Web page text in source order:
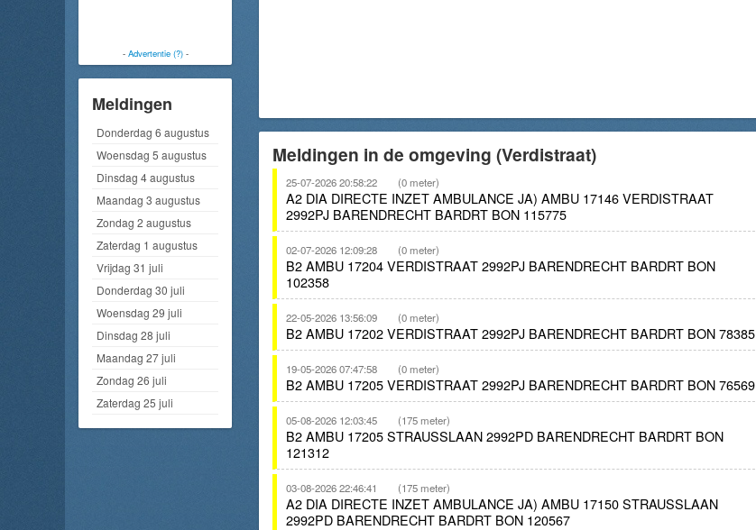
- Advertentie (?)-
Meldingen
Donderdag 6 augustus
Woensdag 5 augustus
Dinsdag 4 augustus
Maandag 3 augustus
Zondag 2 augustus
Zaterdag 1 augustus
Vrijdag 31 juli
Donderdag 30 juli
Woensdag 29 juli
Dinsdag 28 juli
Maandag 27 juli
Zondag 26 juli
Zaterdag 25 juli
Meldingen in de omgeving (Verdistraat)
25-07-2026 20:58:22 (0 meter)
A2 DIA DIRECTE INZET AMBULANCE JA) AMBU 17146 VERDISTRAAT
2992PJ BARENDRECHT BARDRT BON 115775
02-07-2026 12:09:28 (0 meter)
B2 AMBU 17204 VERDISTRAAT 2992PJ BARENDRECHT BARDRT BON
102358
22-05-2026 13:56:09 (0 meter)
B2 AMBU 17202 VERDISTRAAT 2992PJ BARENDRECHT BARDRT BON 78385
19-05-2026 07:47:58 (0 meter)
B2 AMBU 17205 VERDISTRAAT 2992PJ BARENDRECHT BARDRT BON 76569
05-08-2026 12:03:45 (175 meter)
B2 AMBU 17205 STRAUSSLAAN 2992PD BARENDRECHT BARDRT BON
121312
03-08-2026 22:46:41 (175 meter)
A2 DIA DIRECTE INZET AMBULANCE JA) AMBU 17150 STRAUSSLAAN
2992PD BARENDRECHT BARDRT BON 120567